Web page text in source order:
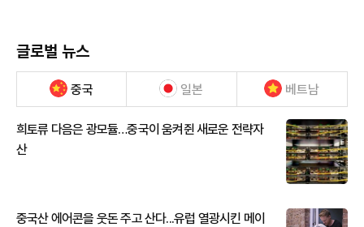
글로벌 뉴스
중국 일본 베트남
희토류 다음은 광모듈…중국이 움켜쥔 새로운 전략자
산
중국산 에어콘을 웃돈 주고 산다...유럽 열광시킨 메이